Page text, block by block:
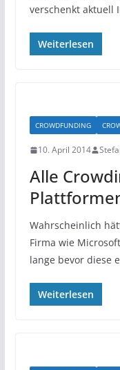
verschenkt aktuell
Weiterlesen
CROWDFUNDING
10. April 2014
Alle
Wahrscheinlich
Firma wie
lange bevor diese
Weiterlesen